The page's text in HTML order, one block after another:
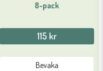
8-pack
115 kr
Bevaka